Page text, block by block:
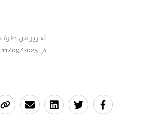
تحرير من طرف
في 11/09/2025 على الساعة 15:00